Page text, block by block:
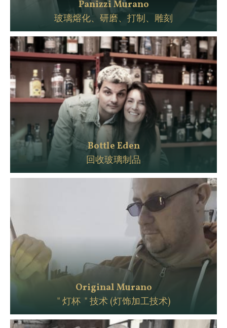
Panizzi Murano
玻璃熔化、研磨、打制、雕刻
Bottle Eden
回收玻璃制品
Original Murano
" 灯杯 " 技术 (灯饰加工技术)